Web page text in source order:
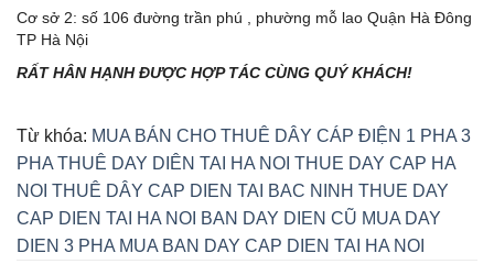
Cơ sở 2: số 106 đường trần phú , phường mỗ lao Quận Hà Đông
TP Hà Nội
RẤT HÂN HẠNH ĐƯỢC HỢP TÁC CÙNG QUÝ KHÁCH!
Từ khóa: MUA BÁN CHO THUÊ DÂY CÁP ĐIỆN 1 PHA 3
PHA THUÊ DAY DIÊN TAI HA NOI THUE DAY CAP HA
NOI THUÊ DÂY CAP DIEN TAI BAC NINH THUE DAY
CAP DIEN TAI HA NOI BAN DAY DIEN CŨ MUA DAY
DIEN 3 PHA MUA BAN DAY CAP DIEN TAI HA NOI